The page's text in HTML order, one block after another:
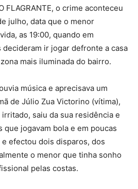
FLAGRANTE, o crime aconteceu
julho, data que o menor
as 19:00, quando em
decideram ir jogar defronte a casa
mais iluminada do bairro.
música e aprecisava um
de Júlio Zua Victorino (vítima),
saiu da sua residência e
jogavam bola e em poucas
e efectou dois disparos, dos
o menor que tinha sonho
pelas costas.